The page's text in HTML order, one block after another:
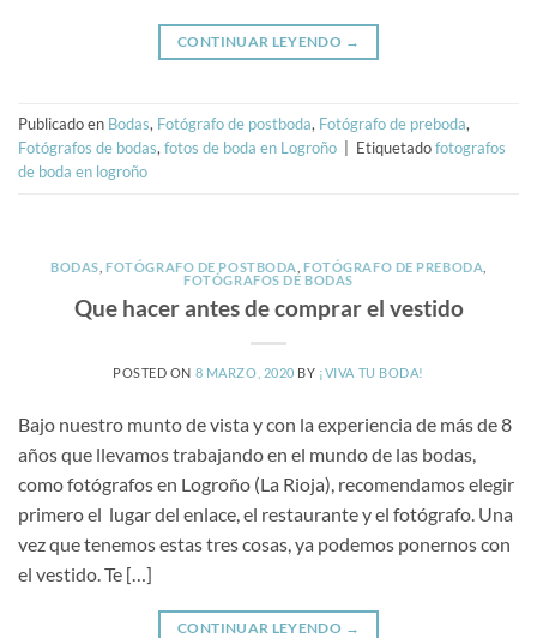
CONTINUAR LEYENDO →
Publicado en Bodas, Fotógrafo de postboda, Fotógrafo de preboda,
Fotógrafos de bodas,fotos de boda en Logroño Etiquetadofotografos
de boda en logroño
BODAS ,FOTÓGRAFO DE POSTBODA ,FOTÓGRAFO DE PREBODA
FOTÓGRAFOS DE BODAS
Que hacer antes de comprar el vestido
POSTED ON 8 MARZO, 2020 BY ¡VIVA TU BODA!
Bajo nuestro munto de vista y con la experiencia de más de 8
años que llevamos trabajando en el mundo de las bodas,
como fotógrafos en Logroño (La Rioja), recomendamos elegir
primero el lugar del enlace, el restaurante y el fotógrafo. Una
vez que tenemos estas tres cosas, ya podemos ponernos con
el vestido. Te […]
CONTINUAR LEYENDO →